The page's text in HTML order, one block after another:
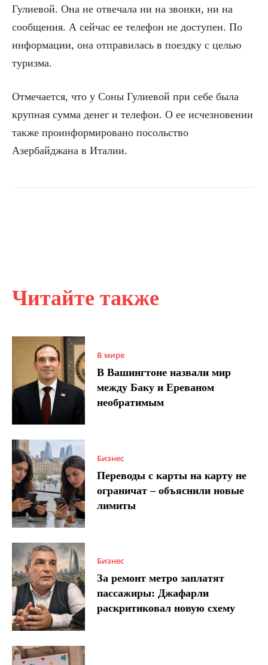
Читайте также
В мире
В Вашингтоне назвали мир
между Баку и Ереваном
необратимым
Бизнес
Переводы с карты на карту не
ограничат – объяснили новые
лимиты
Бизнес
За ремонт метро заплатят
пассажиры: Джафарли
раскритиковал новую схему
Гулиевой. Она не отвечала ни на звонки, ни на
сообщения. А сейчас ее телефон не доступен. По
информации, она отправилась в поездку с целью
туризма.
Отмечается, что у Соны Гулиевой при себе была
крупная сумма денег и телефон. О ее исчезновении
также проинформировано посольство
Азербайджана в Италии.